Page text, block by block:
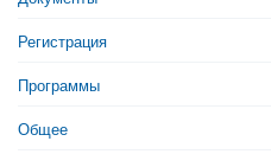
Регистрация
Программы
Общее